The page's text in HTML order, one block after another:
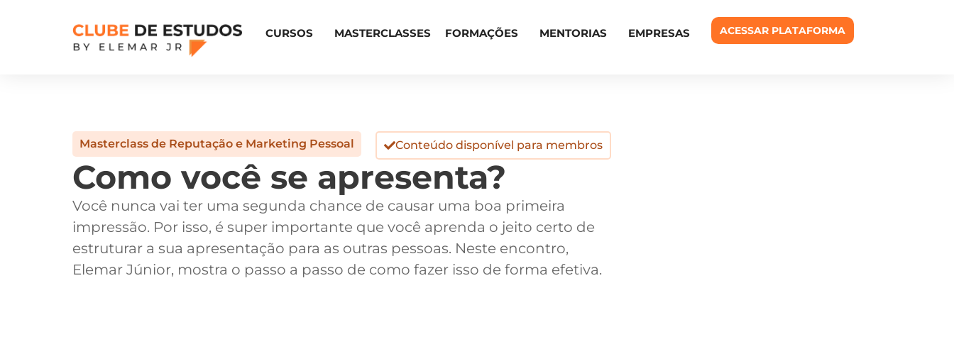
CURSOS MASTERCLASSES FORMAÇÕES MENTORIAS EMPRESAS ACESSAR PLATAFORMA
Masterclass de Reputação e Marketing Pessoal Conteúdo disponível para membros
Como você se apresenta?
Você nunca vai ter uma segunda chance de causar uma boa primeira
impressão. Por isso, é super importante que você aprenda o jeito certo de
estruturar a sua apresentação para as outras pessoas. Neste encontro,
Elemar Júnior, mostra o passo a passo de como fazer isso de forma efetiva.